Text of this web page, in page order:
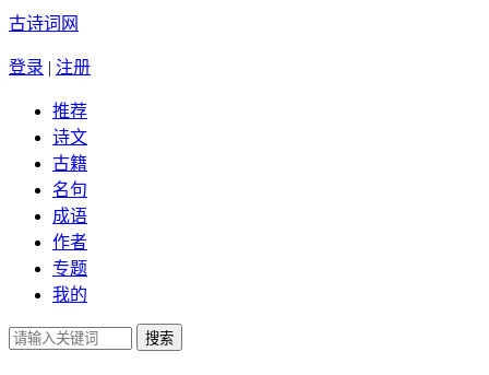
古诗词网
登录 | 注册
推荐
诗文
古籍
名句
成语
作者
专题
我的